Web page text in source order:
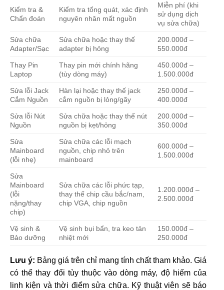
Kiểm tra &
Chẩn đoán
Kiểm tra tổng quát, xác định
nguyên nhân mất nguồn
Miễn phí (khi
sử dụng dịch
vụ sửa chữa)
Sửa chữa
Adapter/Sạc
Sửa chữa hoặc thay thế
adapter bị hỏng
200.000đ –
550.000đ
Thay Pin
Laptop
Thay pin mới chính hãng
(tùy dòng máy)
450.000đ –
1.500.000đ
Sửa lỗi Jack
Cắm Nguồn
Hàn lại hoặc thay thế jack
cắm nguồn bị lỏng/gãy
250.000đ –
400.000đ
Sửa lỗi Nút
Nguồn
Sửa chữa hoặc thay thế nút
nguồn bị kẹt/hỏng
200.000đ –
350.000đ
Sửa
Mainboard
(lỗi nhẹ)
Sửa chữa các lỗi mạch
nguồn, chip nhỏ trên
mainboard
600.000đ –
1.500.000đ
Sửa
Mainboard
(lỗi
nặng/thay
chip)
Sửa chữa các lỗi phức tạp,
thay thế chip cầu bắc/nam,
chip VGA, chip nguồn
1.200.000đ –
2.500.000đ
Vệ sinh &
Bảo dưỡng
Vệ sinh bụi bẩn, tra keo tản
nhiệt mới
150.000đ –
250.000đ
Lưu ý: Bảng giá trên chỉ mang tính chất tham khảo. Giá
có thể thay đổi tùy thuộc vào dòng máy, độ hiếm của
linh kiện và thời điểm sửa chữa. Kỹ thuật viên sẽ báo